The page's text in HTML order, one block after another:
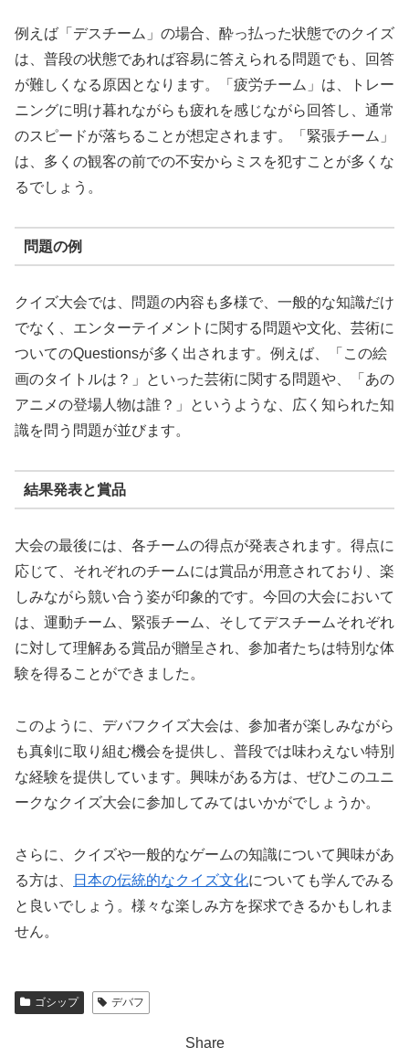
例えば「デスチーム」の場合、酔っ払った状態でのクイズ
は、普段の状態であれば容易に答えられる問題でも、回答
が難しくなる原因となります。「疲労チーム」は、トレー
ニングに明け暮れながらも疲れを感じながら回答し、通常
のスピードが落ちることが想定されます。「緊張チーム」
は、多くの観客の前での不安からミスを犯すことが多くな
るでしょう。
問題の例
クイズ大会では、問題の内容も多様で、一般的な知識だけ
でなく、エンターテイメントに関する問題や文化、芸術に
ついてのQuestionsが多く出されます。例えば、「この絵
画のタイトルは？」といった芸術に関する問題や、「あの
アニメの登場人物は誰？」というような、広く知られた知
識を問う問題が並びます。
結果発表と賞品
大会の最後には、各チームの得点が発表されます。得点に
応じて、それぞれのチームには賞品が用意されており、楽
しみながら競い合う姿が印象的です。今回の大会において
は、運動チーム、緊張チーム、そしてデスチームそれぞれ
に対して理解ある賞品が贈呈され、参加者たちは特別な体
験を得ることができました。
このように、デバフクイズ大会は、参加者が楽しみながら
も真剣に取り組む機会を提供し、普段では味わえない特別
な経験を提供しています。興味がある方は、ぜひこのユニ
ークなクイズ大会に参加してみてはいかがでしょうか。
さらに、クイズや一般的なゲームの知識について興味があ
る方は、
日本の伝統的なクイズ文化についても学んでみる
と良いでしょう。様々な楽しみ方を探求できるかもしれま
せん。
ゴシップ デバフ
Share